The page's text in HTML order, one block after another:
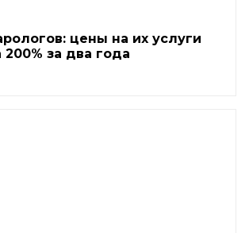
цены на их услуги
200% за два года